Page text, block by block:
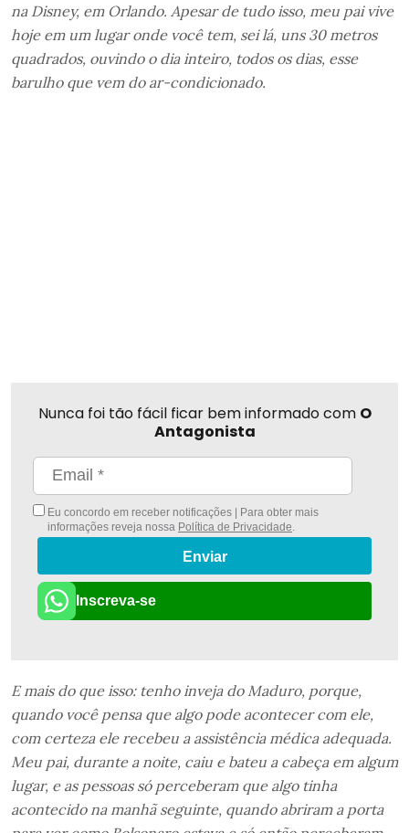
na Disney, em Orlando. Apesar de tudo isso, meu pai vive
hoje em um lugar onde você tem, sei lá, uns 30 metros
quadrados, ouvindo o dia inteiro, todos os dias, esse
barulho que vem do ar-condicionado.
Nunca foi tão fácil ficar bem informado com O
Antagonista
Eu concordo em receber notificações | Para obter mais
informações reveja nossa Política de Privacidade.
Enviar
Inscreva-se
E mais do que isso: tenho inveja do Maduro, porque,
quando você pensa que algo pode acontecer com ele,
com certeza ele recebeu a assistência médica adequada.
Meu pai, durante a noite, caiu e bateu a cabeça em algum
lugar, e as pessoas só perceberam que algo tinha
acontecido na manhã seguinte, quando abriram a porta